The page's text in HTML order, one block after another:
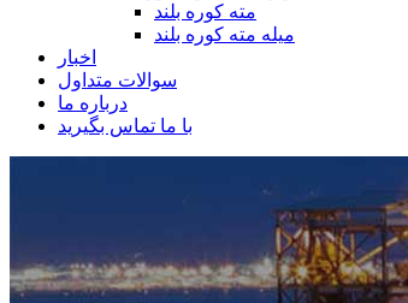
مته کوره بلند
میله مته کوره بلند
اخبار
سوالات متداول
درباره ما
با ما تماس بگیرید